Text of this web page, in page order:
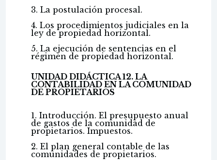
3. La postulación procesal.
4. Los procedimientos judiciales en la
ley de propiedad horizontal.
5. La ejecución de sentencias en el
régimen de propiedad horizontal.
UNIDAD DIDÁCTICA 12. LA
CONTABILIDAD EN LA COMUNIDAD
DE PROPIETARIOS
1. Introducción. El presupuesto anual
de gastos de la comunidad de
propietarios. Impuestos.
2. El plan general contable de las
comunidades de propietarios.